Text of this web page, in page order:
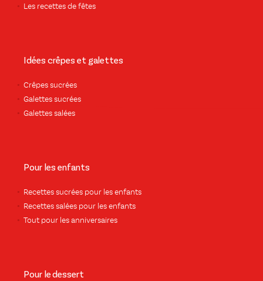
Les recettes de fêtes
Idées crêpes et galettes
Crêpes sucrées
Galettes sucrées
Galettes salées
Pour les enfants
Recettes sucrées pour les enfants
Recettes salées pour les enfants
Tout pour les anniversaires
Pour le dessert